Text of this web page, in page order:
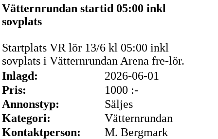
Vätternrundan startid 05:00 inkl
sovplats
Startplats VR lör 13/6 kl 05:00 inkl
sovplats i Vätternrundan Arena fre-lör.
Inlagd:
2026-06-01
Pris:
1000 :-
Annonstyp:
Säljes
Kategori:
Vätternrundan
Kontaktperson:
M. Bergmark